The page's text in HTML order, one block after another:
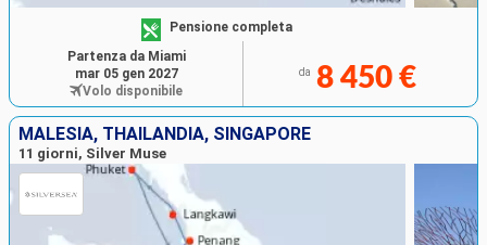
Pensione completa
da 8 450 €
Partenza da Miami
mar 05 gen 2027
Volo disponibile
MALESIA, THAILANDIA, SINGAPORE
11 giorni, Silver Muse